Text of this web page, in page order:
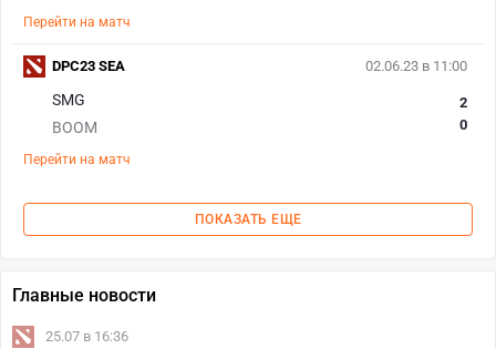
Перейти на матч
02.06.23 в 11:00
SMG
BOOM
2
0
Перейти на матч
DPC23 SEA
ПОКАЗАТЬ ЕЩЕ
Главные новости
25.07 в 16:36